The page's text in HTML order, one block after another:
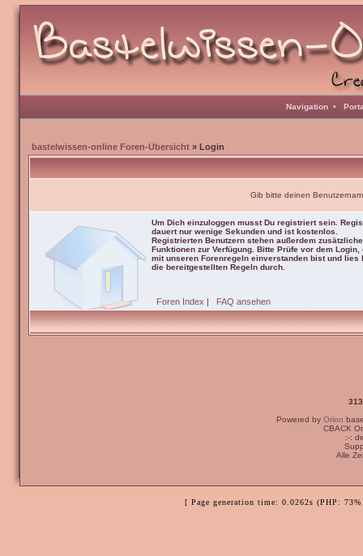
Navigation •
bastelwissen-online Foren-Übersicht » Login
Gib bitte deinen
Um Dich einzuloggen musst Du registriert sein.
dauert nur wenige Sekunden und ist kostenlos.
Registrierten Benutzern stehen außerdem zusätzliche
Funktionen zur Verfügung. Bitte Prüfe vor dem Login,
mit unseren Forenregeln einverstanden bist und lies
die bereitgestellten Regeln durch.
Foren Index | FAQ ansehen
Powered by Orion
CBACK
:-:
Alle
[ Page generation time: 0.0262s (PHP: